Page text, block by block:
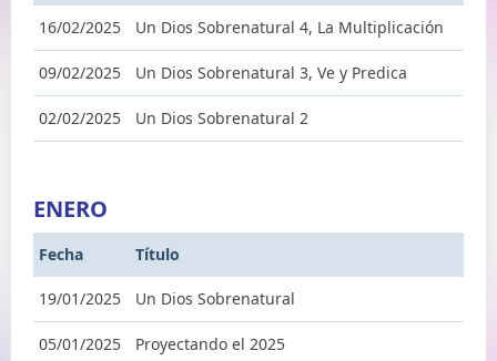
16/02/2025 Un Dios Sobrenatural 4, La Multiplicación
09/02/2025 Un Dios Sobrenatural 3, Ve y Predica
02/02/2025 Un Dios Sobrenatural 2
ENERO
Fecha Título
19/01/2025 Un Dios Sobrenatural
05/01/2025 Proyectando el 2025